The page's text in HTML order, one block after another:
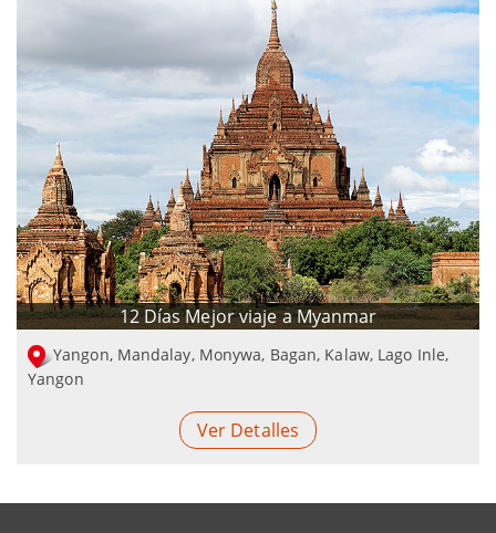
12 Días Mejor viaje a Myanmar
Yangon, Mandalay, Monywa, Bagan, Kalaw, Lago Inle,
Yangon
Ver Detalles